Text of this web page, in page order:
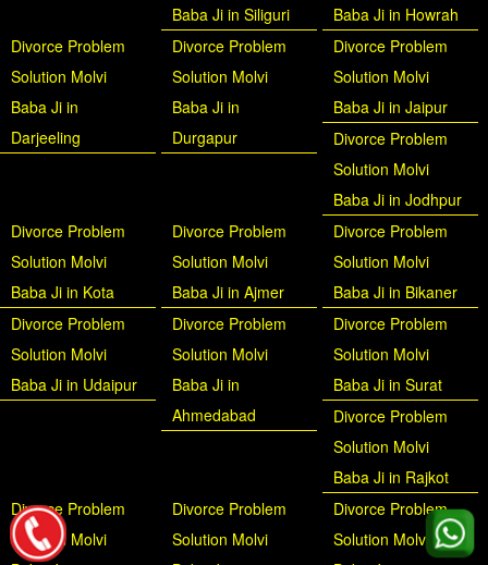
Baba Ji in Siliguri
Baba Ji in Howrah
Divorce Problem
Solution Molvi
Baba Ji in
Darjeeling
Divorce Problem
Solution Molvi
Baba Ji in
Durgapur
Divorce Problem
Solution Molvi
Baba Ji in Jaipur
Divorce Problem
Solution Molvi
Baba Ji in Jodhpur
Divorce Problem
Solution Molvi
Baba Ji in Kota
Divorce Problem
Solution Molvi
Baba Ji in Ajmer
Divorce Problem
Solution Molvi
Baba Ji in Bikaner
Divorce Problem
Solution Molvi
Baba Ji in Udaipur
Divorce Problem
Solution Molvi
Baba Ji in
Ahmedabad
Divorce Problem
Solution Molvi
Baba Ji in Surat
Divorce Problem
Solution Molvi
Baba Ji in Rajkot
Divorce Problem
Solution Molvi
Divorce Problem
Solution Molvi
Divorce Problem
Solution Molvi